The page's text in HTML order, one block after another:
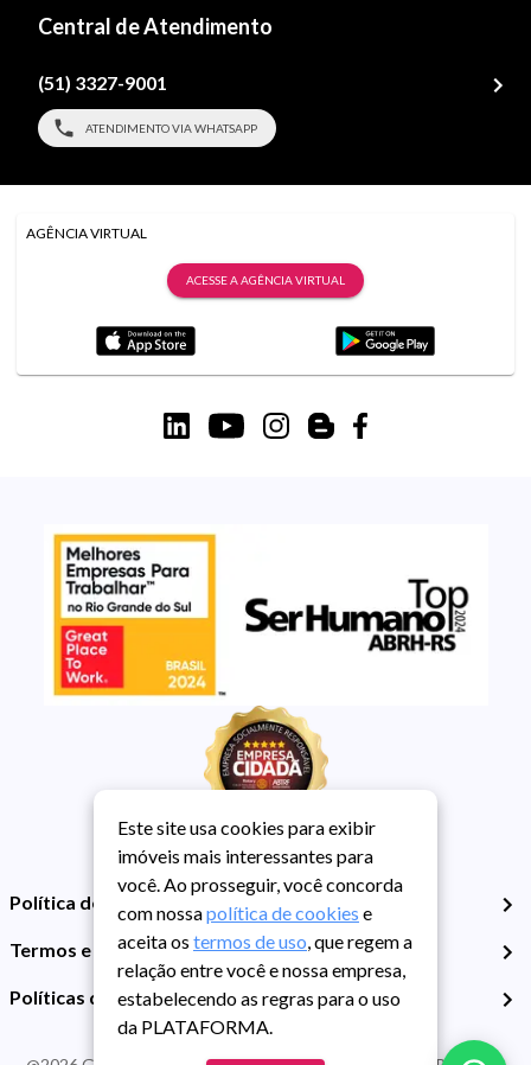
Central de Atendimento
(51) 3327-9001
ATENDIMENTO VIA WHATSAPP
AGÊNCIA VIRTUAL
ACESSE A AGÊNCIA VIRTUAL
Política de Privacidade
Termos e Condições de Uso
Políticas de Cookies
Este site usa cookies para exibir
imóveis mais interessantes para
você. Ao prosseguir, você concorda
com nossapolítica de cookies e
aceita os termos de uso, que regem a
relação entre você e nossa empresa,
estabelecendo as regras para o uso
da PLATAFORMA.